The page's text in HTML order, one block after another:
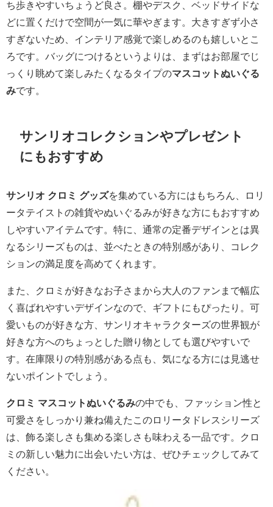
ち歩きやすいちょうど良さ。棚やデスク、ベッドサイドな
どに置くだけで空間が一気に華やぎます。大きすぎず小さ
すぎないため、インテリア感覚で楽しめるのも嬉しいとこ
ろです。バッグにつけるというよりは、まずはお部屋でじ
っくり眺めて楽しみたくなるタイプのマスコットぬいぐる
みです。
サンリオコレクションやプレゼント
にもおすすめ
サンリオ クロミ グッズを集めている方にはもちろん、ロリ
ータテイストの雑貨やぬいぐるみが好きな方にもおすすめ
しやすいアイテムです。特に、通常の定番デザインとは異
なるシリーズものは、並べたときの特別感があり、コレク
ションの満足度を高めてくれます。
また、クロミが好きなお子さまから大人のファンまで幅広
く喜ばれやすいデザインなので、ギフトにもぴったり。可
愛いものが好きな方、サンリオキャラクターズの世界観が
好きな方へのちょっとした贈り物としても選びやすいで
す。在庫限りの特別感がある点も、気になる方には見逃せ
ないポイントでしょう。
クロミ マスコットぬいぐるみの中でも、ファッション性と
可愛さをしっかり兼ね備えたこのロリータドレスシリーズ
は、飾る楽しさも集める楽しさも味わえる一品です。クロ
ミの新しい魅力に出会いたい方は、ぜひチェックしてみて
ください。